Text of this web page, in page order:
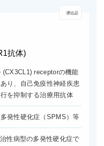
導出品
抗体)
(CX3CL1) receptorの機能
り、自己免疫性神経疾患
を抑制する治療用抗体
発性硬化症（SPMS）等
性病型の多発性硬化症で